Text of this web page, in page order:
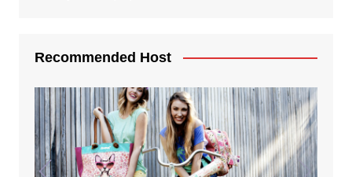
Recommended Host